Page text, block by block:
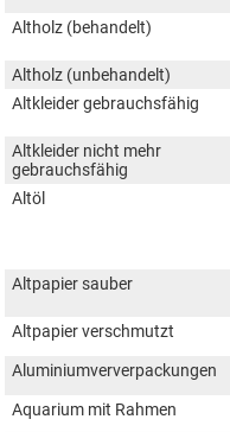
Altholz (behandelt)
Altholz (unbehandelt)
Altkleider gebrauchsfähig
Altkleider nicht mehr
gebrauchsfähig
Altöl
Altpapier sauber
Altpapier verschmutzt
Aluminiumververpackungen
Aquarium mit Rahmen